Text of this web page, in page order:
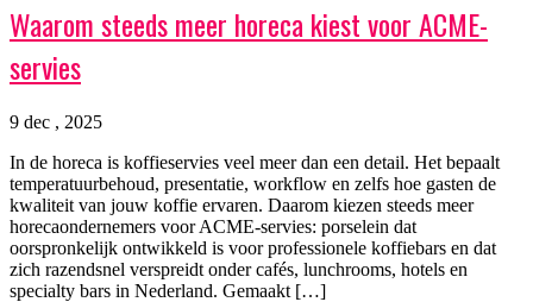
Waarom steeds meer horeca kiest voor ACME-
servies
9 dec , 2025
In de horeca is koffieservies veel meer dan een detail. Het bepaalt
temperatuurbehoud, presentatie, workflow en zelfs hoe gasten de
kwaliteit van jouw koffie ervaren. Daarom kiezen steeds meer
horecaondernemers voor ACME-servies: porselein dat
oorspronkelijk ontwikkeld is voor professionele koffiebars en dat
zich razendsnel verspreidt onder cafés, lunchrooms, hotels en
specialty bars in Nederland. Gemaakt […]